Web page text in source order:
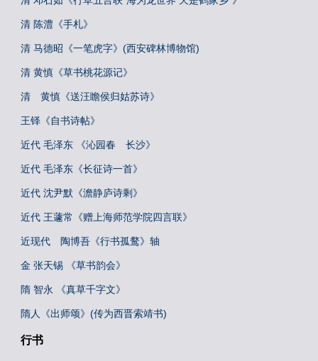
清 陈澧《手札》
清 马德昭《一笔虎字》(西安碑林博物馆)
清 黄慎《草书桃花源记》
清 黄慎《送汪瞻侯归姑苏诗》
王铎《自书诗帖》
近代 毛泽东 《沁园春 长沙》
近代 毛泽东《长征诗一首》
近代 沈尹默《澹静庐诗剩》
近代 王蘧常《赠上海师范学院四言联》
近现代 陶博吾《行书孤鹜》轴
金 张天锡 《草书韵会》
隋 智永 《真草千字文》
隋人《出师颂》(传为西晋索靖书)
行书